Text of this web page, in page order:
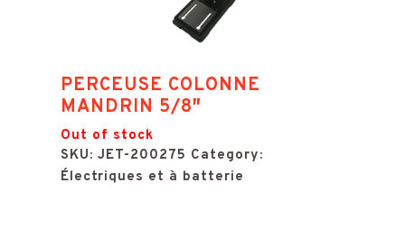
PERCEUSE COLONNE
MANDRIN 5/8″
Out of stock
SKU: JET-200275 Category:
Électriques et à batterie